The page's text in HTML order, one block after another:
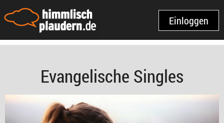
Einloggen
Evangelische Singles